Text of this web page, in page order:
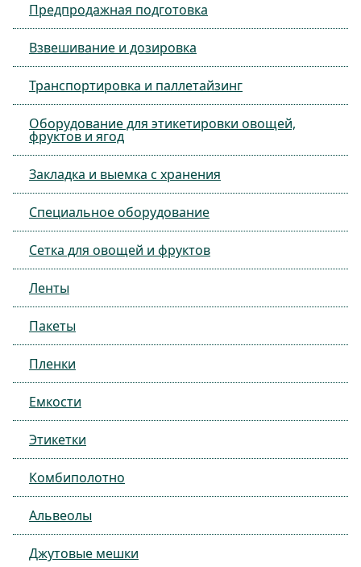
Предпродажная подготовка
Взвешивание и дозировка
Транспортировка и паллетайзинг
Оборудование для этикетировки овощей,
фруктов и ягод
Закладка и выемка с хранения
Специальное оборудование
Сетка для овощей и фруктов
Ленты
Пакеты
Пленки
Емкости
Этикетки
Комбиполотно
Альвеолы
Джутовые мешки